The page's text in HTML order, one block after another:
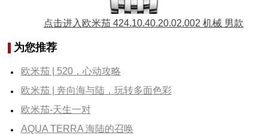
点击进入欧米茄 424.10.40.20.02.002 机械 男款
为您推荐
欧米茄 | 520，心动攻略
欧米茄 | 奔向海与陆，玩转多面色彩
欧米茄-天生一对
AQUA TERRA 海陆的召唤